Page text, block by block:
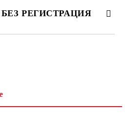
РЕГИСТРАЦИЯ
в рамките на работния ден.